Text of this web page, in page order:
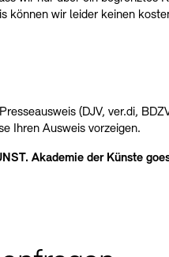
können wir leider keinen
(DJV, ver.di,
Ihren Ausweis vorzeigen.
Akademie der Künste